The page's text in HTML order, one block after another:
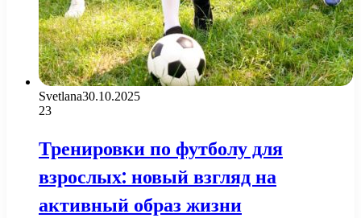
Svetlana30.10.2025
23
Тренировки по футболу для
взрослых: новый взгляд на
активный образ жизни